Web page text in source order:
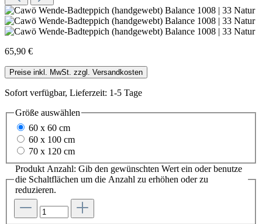
65,90 €
Preise inkl. MwSt. zzgl. Versandkosten
Sofort verfügbar, Lieferzeit: 1-5 Tage
Größe auswählen
60 x 60 cm
60 x 100 cm
70 x 120 cm
Produkt Anzahl: Gib den gewünschten Wert ein oder benutze
die Schaltflächen um die Anzahl zu erhöhen oder zu
reduzieren.